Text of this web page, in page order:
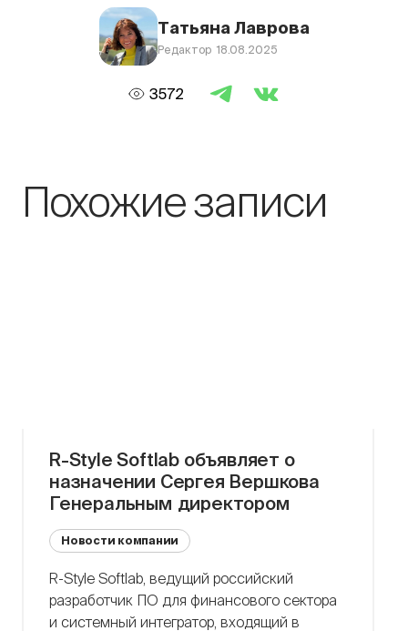
Татьяна Лаврова
Редактор 18.08.2025
3572
Похожие записи
R-Style Softlab объявляет о
назначении Сергея Вершкова
Генеральным директором
Новости компании
R-Style Softlab, ведущий российский
разработчик ПО для финансового сектора
и системный интегратор, входящий в